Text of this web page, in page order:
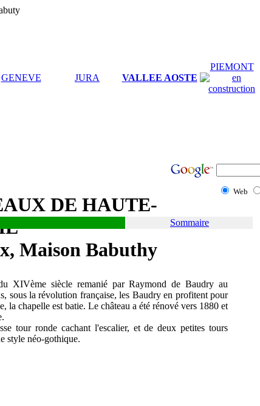
Web
DE HAUTE-
Maison Babuthy
GENEVE JURA VALLEE AOSTE
PIEMONT
Sommaire
XIVème siècle remanié par Raymond de Baudry au
sous la révolution française, les Baudry en profitent pour
chapelle est batie. Le château a été rénové vers 1880 et
tour ronde cachant l'escalier, et de deux petites tours
style néo-gothique.